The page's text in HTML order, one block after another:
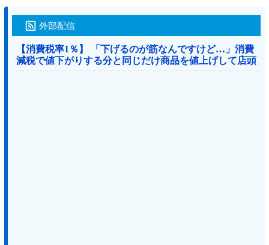
外部配信
【消費税率1％】 「下げるのが筋なんですけど…」消費
減税で値下がりする分と同じだけ商品を値上げして店頭
価格を変えない店も